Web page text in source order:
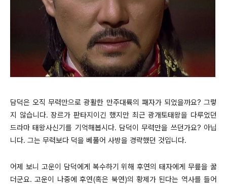
담덕은 오직 무력만으로 광활한 만주대륙의 패자가 되었을까요? 그렇
지 않습니다. 장르가 판타지이긴 했지만 최근 광개토태왕을 다루었던
드라마 태왕사신기를 기억해봅시다. 담덕이 무력만을 쓰던가요? 아닙
니다. 그는 무력보다 덕을 베풀어 사방을 경략했던 것입니다.
어제 보니 고운이 담덕에게 복수하기 위해 후연의 태자에게 무릎을 꿇
더군요. 고운이 나중에 후연(혹은 북연)의 황제가 된다는 역사를 들어